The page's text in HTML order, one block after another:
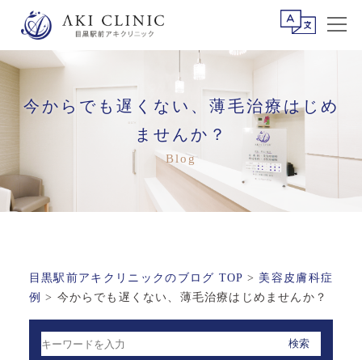
今からでも遅くない、薄毛治療はじめ
ませんか？
目黒駅前アキクリニックのブログ TOP > 美容皮膚科症
例 > 今からでも遅くない、薄毛治療はじめませんか？